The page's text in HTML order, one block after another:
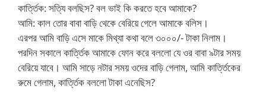
কার্ত্তিক: সত্যি বলছিস? বল ভাই কি করতে হবে আমাকে?
আমি: কাল তোর বাবা বাড়ি থেকে বেরিয়ে গেলে আমাকে বলিস।
এরপর আমি বাড়ি এসে মাকে মিথ্যা কথা বলে ৩০০০/- টাকা নিলাম।
পরদিন সকালে কার্ত্তিক আমাকে ফোন করে বললো যে ওর বাবা ৯টার সময়
বেরিয়ে যাবে। আমি সাড়ে নটার সময় ওদের বাড়ি গেলাম, আমি কার্ত্তিকের
রুমে গেলাম, কার্ত্তিক বললো টাকা এনেছিস?